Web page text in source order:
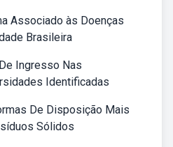
Associado às Doenças
Brasileira
Ingresso Nas
Identificadas
De Disposição Mais
Sólidos